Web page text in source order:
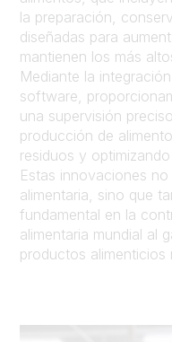
la preparación,
diseñadas para
mantienen los más
Mediante la
software,
una supervisión
producción de
residuos y
Estas innovaciones
alimentaria, sino que
fundamental en la
alimentaria mundial al
productos alimenticios